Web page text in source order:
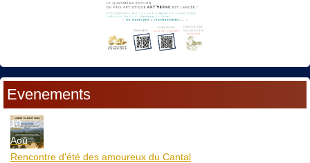
Evenements
10
Aoû
Rencontre d'été des amoureux du Cantal